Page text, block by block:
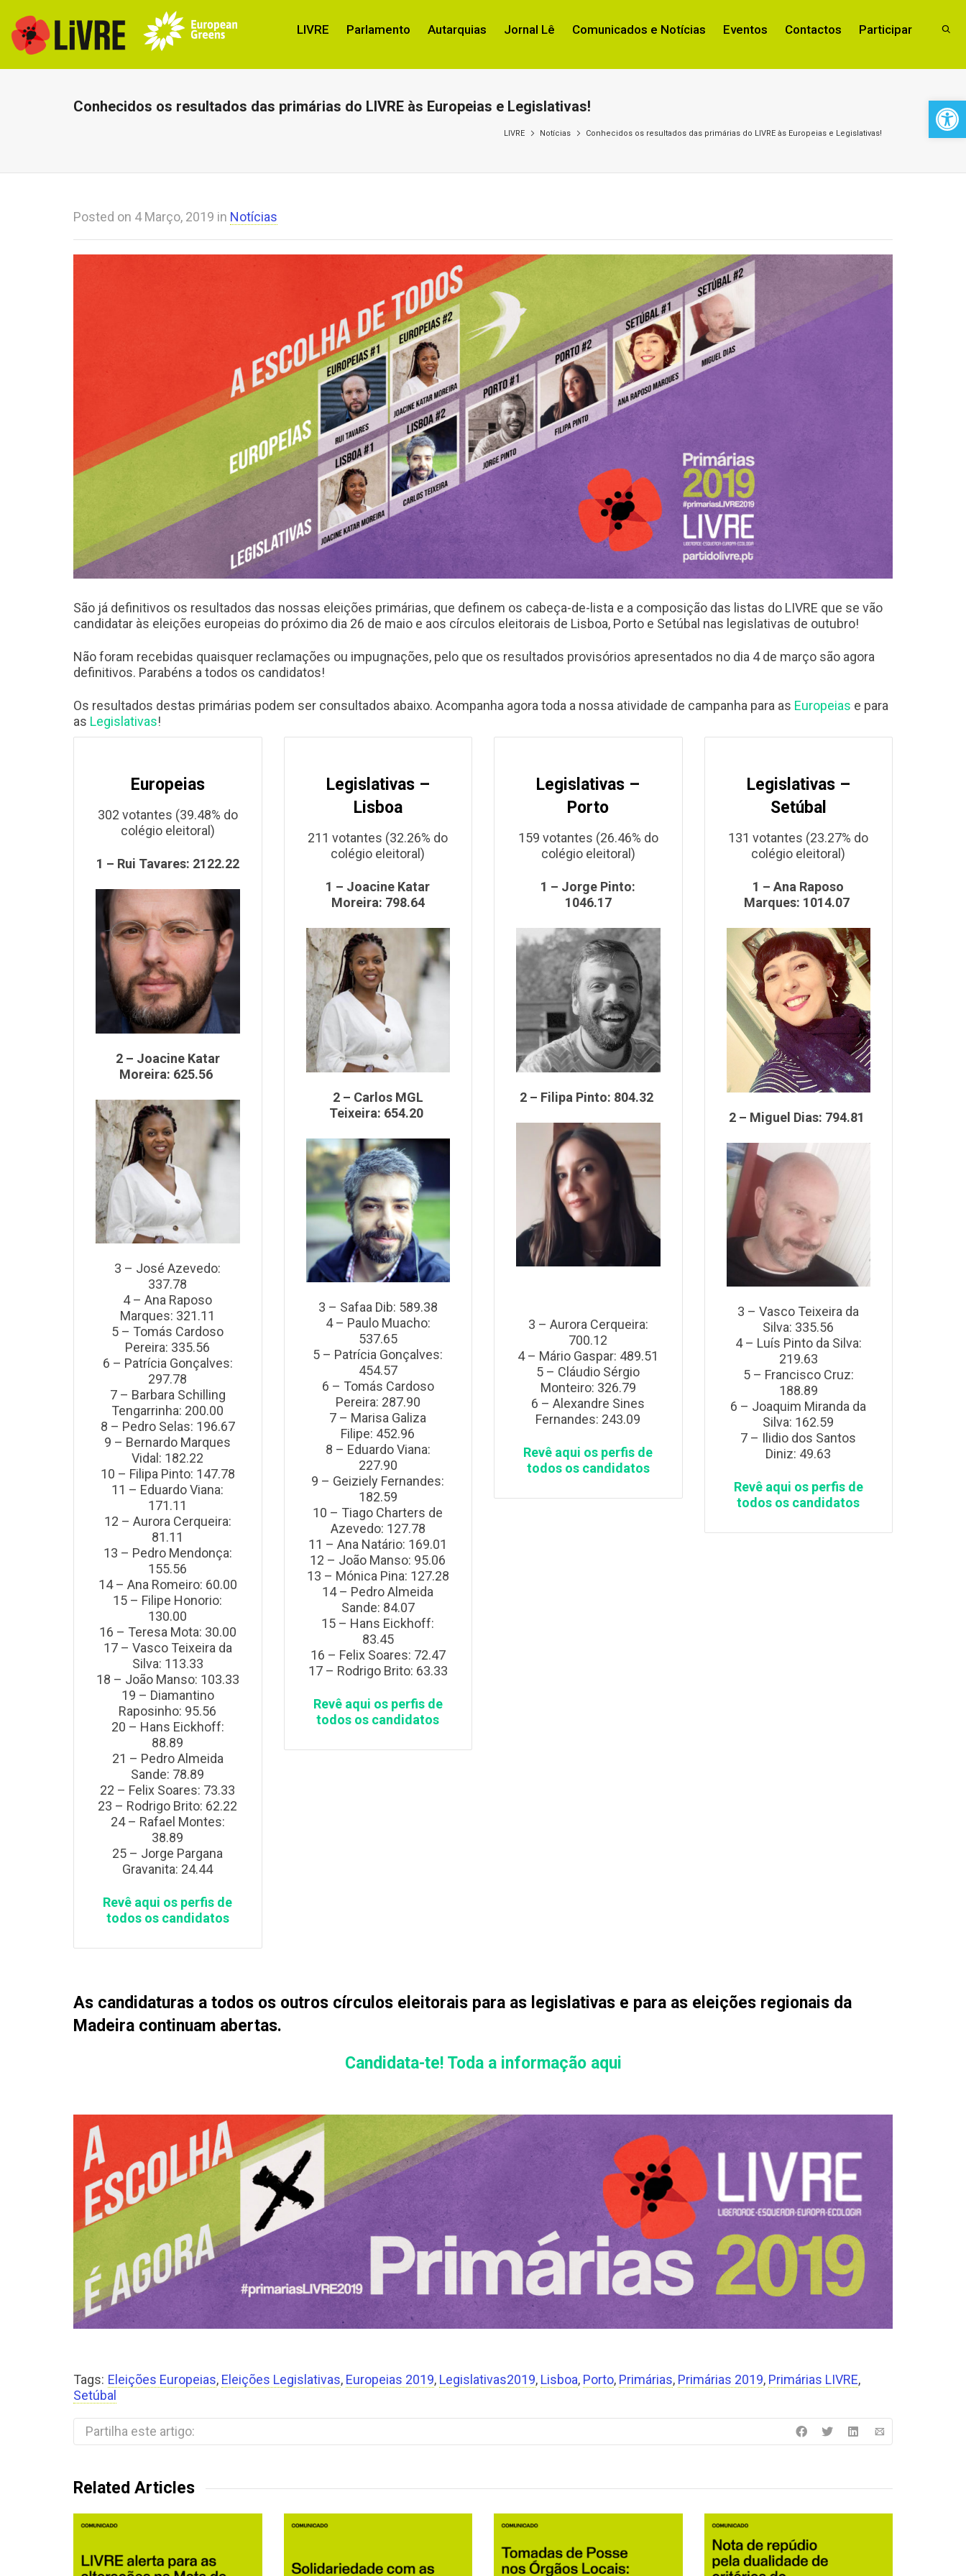
LIVRE Parlamento Autarquias Jornal Lê Comunicados e Notícias Eventos Contactos Participar
Conhecidos os resultados das primárias do LIVRE às Europeias e Legislativas!
LIVRE Notícias Conhecidos os resultados das primárias do LIVRE às Europeias e Legislativas!
Posted on 4 Março, 2019 in Notícias
São já definitivos os resultados das nossas eleições primárias, que definem os cabeça-de-lista e a composição das listas do LIVRE que se vão
candidatar às eleições europeias do próximo dia 26 de maio e aos círculos eleitorais de Lisboa, Porto e Setúbal nas legislativas de outubro!
Não foram recebidas quaisquer reclamações ou impugnações, pelo que os resultados provisórios apresentados no dia 4 de março são agora
definitivos. Parabéns a todos os candidatos!
Os resultados destas primárias podem ser consultados abaixo. Acompanha agora toda a nossa atividade de campanha para as Europeias e para
as Legislativas!
Europeias
302 votantes (39.48% do
colégio eleitoral)
1 – Rui Tavares: 2122.22
2 – Joacine Katar
Moreira: 625.56
3 – José Azevedo:
337.78
4 – Ana Raposo
Marques: 321.11
5 – Tomás Cardoso
Pereira: 335.56
6 – Patrícia Gonçalves:
297.78
7 – Barbara Schilling
Tengarrinha: 200.00
8 – Pedro Selas: 196.67
9 – Bernardo Marques
Vidal: 182.22
10 – Filipa Pinto: 147.78
11 – Eduardo Viana:
171.11
12 – Aurora Cerqueira:
81.11
13 – Pedro Mendonça:
155.56
14 – Ana Romeiro: 60.00
15 – Filipe Honorio:
130.00
16 – Teresa Mota: 30.00
17 – Vasco Teixeira da
Silva: 113.33
18 – João Manso: 103.33
19 – Diamantino
Raposinho: 95.56
20 – Hans Eickhoff:
88.89
21 – Pedro Almeida
Sande: 78.89
22 – Felix Soares: 73.33
23 – Rodrigo Brito: 62.22
24 – Rafael Montes:
38.89
25 – Jorge Pargana
Gravanita: 24.44
Revê aqui os perfis de
todos os candidatos
Legislativas –
Lisboa
211 votantes (32.26% do
colégio eleitoral)
1 – Joacine Katar
Moreira: 798.64
2 – Carlos MGL
Teixeira: 654.20
3 – Safaa Dib: 589.38
4 – Paulo Muacho:
537.65
5 – Patrícia Gonçalves:
454.57
6 – Tomás Cardoso
Pereira: 287.90
7 – Marisa Galiza
Filipe: 452.96
8 – Eduardo Viana:
227.90
9 – Geiziely Fernandes:
182.59
10 – Tiago Charters de
Azevedo: 127.78
11 – Ana Natário: 169.01
12 – João Manso: 95.06
13 – Mónica Pina: 127.28
14 – Pedro Almeida
Sande: 84.07
15 – Hans Eickhoff:
83.45
16 – Felix Soares: 72.47
17 – Rodrigo Brito: 63.33
Revê aqui os perfis de
todos os candidatos
Legislativas –
Porto
159 votantes (26.46% do
colégio eleitoral)
1 – Jorge Pinto:
1046.17
2 – Filipa Pinto: 804.32
3 – Aurora Cerqueira:
700.12
4 – Mário Gaspar: 489.51
5 – Cláudio Sérgio
Monteiro: 326.79
6 – Alexandre Sines
Fernandes: 243.09
Revê aqui os perfis de
todos os candidatos
Legislativas –
Setúbal
131 votantes (23.27% do
colégio eleitoral)
1 – Ana Raposo
Marques: 1014.07
2 – Miguel Dias: 794.81
3 – Vasco Teixeira da
Silva: 335.56
4 – Luís Pinto da Silva:
219.63
5 – Francisco Cruz:
188.89
6 – Joaquim Miranda da
Silva: 162.59
7 – Ilidio dos Santos
Diniz: 49.63
Revê aqui os perfis de
todos os candidatos
As candidaturas a todos os outros círculos eleitorais para as legislativas e para as eleições regionais da
Madeira continuam abertas.
Candidata-te! Toda a informação aqui
Tags: Eleições Europeias, Eleições Legislativas, Europeias 2019, Legislativas2019, Lisboa, Porto, Primárias, Primárias 2019, Primárias LIVRE,
Setúbal
Partilha este artigo:
Related Articles